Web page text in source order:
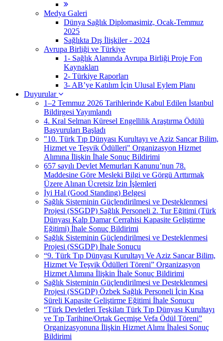
Medya Galeri
Dünya Sağlık Diplomasimiz, Ocak-Temmuz
2025
Sağlıkta Dış İlişkiler - 2024
Avrupa Birliği ve Türkiye
1- Sağlık Alanında Avrupa Birliği Proje Fon
Kaynakları
2- Türkiye Raporları
3- AB’ye Katılım İçin Ulusal Eylem Planı
Duyurular
1–2 Temmuz 2026 Tarihlerinde Kabul Edilen İstanbul
Bildirgesi Yayımlandı
4. Kral Selman Küresel Engellilik Araştırma Ödülü
Başvuruları Başladı
"10. Türk Tıp Dünyası Kurultayı ve Aziz Sancar Bilim,
Hizmet ve Teşvik Ödülleri" Organizasyon Hizmet
Alımına İlişkin İhale Sonuç Bildirimi
657 sayılı Devlet Memurları Kanunu’nun 78.
Maddesine Göre Mesleki Bilgi ve Görgü Arttırmak
Üzere Alınan Ücretsiz İzin İşlemleri
İyi Hal (Good Standing) Belgesi
Sağlık Sisteminin Güçlendirilmesi ve Desteklenmesi
Projesi (SSGDP) Sağlık Personeli 2. Tur Eğitimi (Türk
Dünyası Kalp Damar Cerrahisi Kapasite Geliştirme
Eğitimi) İhale Sonuç Bildirimi
Sağlık Sisteminin Güçlendirilmesi ve Desteklenmesi
Projesi (SSGDP) İhale Sonucu
“9. Türk Tıp Dünyası Kurultayı Ve Aziz Sancar Bilim,
Hizmet Ve Teşvik Ödülleri Töreni” Organizasyon
Hizmet Alımına İlişkin İhale Sonuç Bildirimi
Sağlık Sisteminin Güçlendirilmesi ve Desteklenmesi
Projesi (SSGDP) Özbek Sağlık Personeli İçin Kısa
Süreli Kapasite Geliştirme Eğitimi İhale Sonucu
“Türk Devletleri Teşkilatı Türk Tıp Dünyası Kurultayı
ve Tıp Tarihine/Ortak Geçmişe Vefa Ödül Töreni”
Organizasyonuna İlişkin Hizmet Alımı İhalesi Sonuç
Bildirimi